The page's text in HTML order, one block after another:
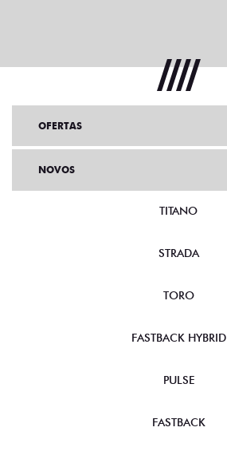
OFERTAS
NOVOS
TITANO
STRADA
TORO
FASTBACK HYBRID
PULSE
FASTBACK